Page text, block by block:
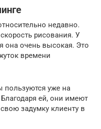
недавно.
рисования. У
она очень высокая. Это
времени
пользуются уже на
ей, они имеют
задумку клиенту в